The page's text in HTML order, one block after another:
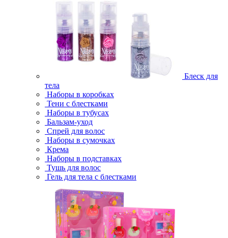
Блеск для
тела
Наборы в коробках
Тени с блестками
Наборы в тубусах
Бальзам-уход
Спрей для волос
Наборы в сумочках
Крема
Наборы в подставках
Тушь для волос
Гель для тела с блестками